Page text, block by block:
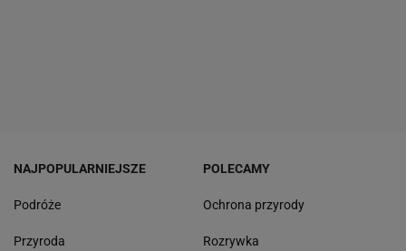
NAJPOPULARNIEJSZE
Podróże
Przyroda
POLECAMY
Ochrona przyrody
Rozrywka